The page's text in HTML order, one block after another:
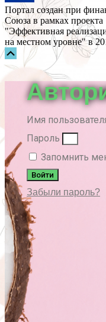
Портал создан при
Союза в рамках проекта
"Эффективная
на местном уровне" в
Прокрутка
вверх
Имя
Пароль
Запомнить
Войти
Забыли пароль?